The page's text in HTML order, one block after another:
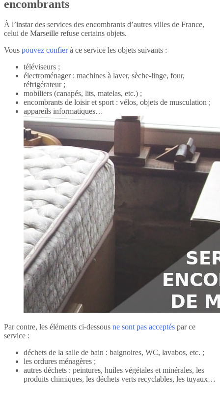
encombrants
À l’instar des services des encombrants d’autres villes de France,
celui de Marseille refuse certains objets.
Vous pouvez confierà ce service les objets suivants :
téléviseurs ;
électroménager : machines à laver, sèche-linge, four,
réfrigérateur ;
mobiliers (canapés, lits, matelas, etc.) ;
encombrants de loisir et sport : vélos, objets de musculation ;
appareils informatiques…
Par contre, les éléments ci-dessous ne sont pas acceptés par ce
service :
déchets de la salle de bain : baignoires, WC, lavabos, etc. ;
les ordures ménagères ;
autres déchets : peintures, huiles végétales et minérales, les
produits chimiques, les déchets verts recyclables, les tuyaux…